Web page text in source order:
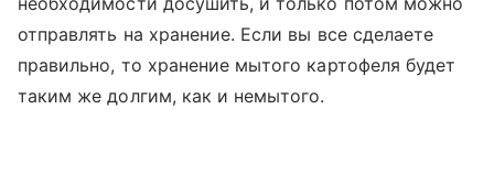
отправлять на хранение. Если вы все сделаете
правильно, то хранение мытого картофеля будет
таким же долгим, как и немытого.